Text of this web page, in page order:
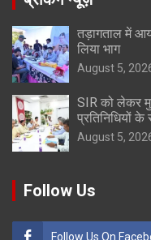
तड़ागताल में
लिया भाग
August 5,
SIR को लेकर
प्रतिनिधियों
August 5,
Follow Us
Follow Us On